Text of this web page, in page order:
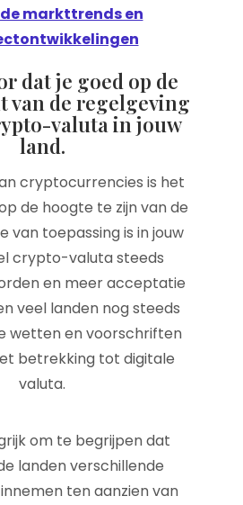
markttrends en
dat je goed op de
van de regelgeving
valuta in jouw
land.
cryptocurrencies is het
de hoogte te zijn van de
van toepassing is in jouw
crypto-valuta steeds
en meer acceptatie
veel landen nog steeds
wetten en voorschriften
betrekking tot digitale
valuta.
om te begrijpen dat
landen verschillende
ten aanzien van